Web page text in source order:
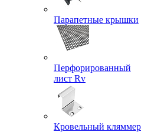
Парапетные крышки
Перфорированный
лист Rv
Кровельный кляммер